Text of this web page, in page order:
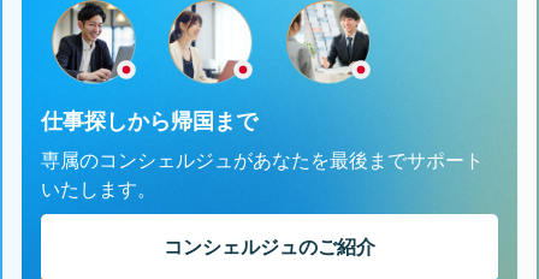
仕事探しから帰国まで
専属のコンシェルジュがあなたを最後までサポート
いたします。
コンシェルジュのご紹介